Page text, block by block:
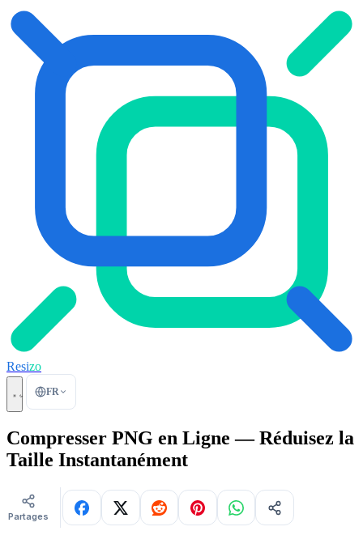
Resizo
FR
Compresser PNG en Ligne — Réduisez la
Taille Instantanément
Partages